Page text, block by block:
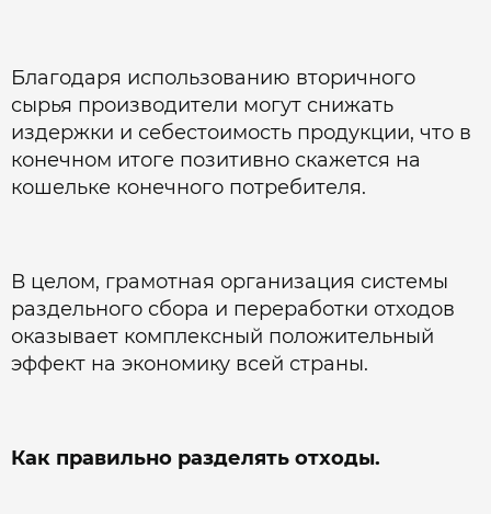
Благодаря использованию вторичного
сырья производители могут снижать
издержки и себестоимость продукции, что в
конечном итоге позитивно скажется на
кошельке конечного потребителя.
В целом, грамотная организация системы
раздельного сбора и переработки отходов
оказывает комплексный положительный
эффект на экономику всей страны.
Как правильно разделять отходы.